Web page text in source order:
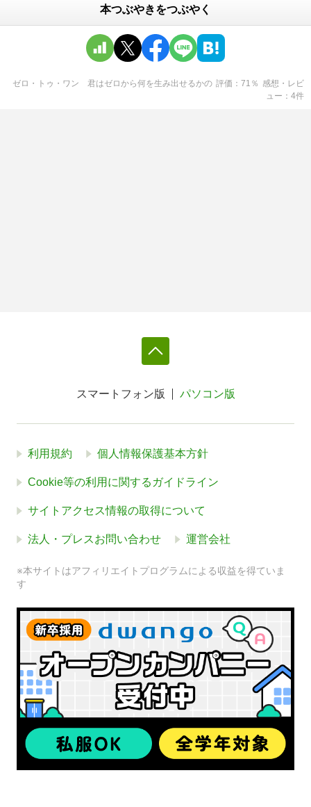
本つぶやきをつぶやく
ゼロ・トゥ・ワン 君はゼロから何を生み出せるかの 評価 71 ％ 感想・レビ
ュー
4件
スマートフォン版 パソコン版
利用規約 個人情報保護基本方針
Cookie等の利用に関するガイドライン
サイトアクセス情報の取得について
法人・プレスお問い合わせ 運営会社
※本サイトはアフィリエイトプログラムによる収益を得ていま
す